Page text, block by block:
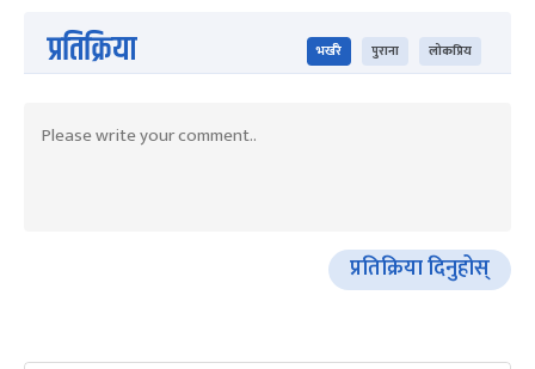
प्रतिक्रिया भर्खरै पुराना लोकप्रिय
प्रतिक्रिया दिनुहोस्